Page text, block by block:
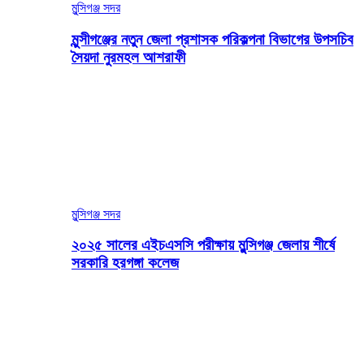
মুন্সিগঞ্জ সদর
মুন্সীগঞ্জের নতুন জেলা প্রশাসক পরিকল্পনা বিভাগের উপসচিব
সৈয়দা নুরমহল আশরাফী
মুন্সিগঞ্জ সদর
২০২৫ সালের এইচএসসি পরীক্ষায় মুন্সিগঞ্জ জেলায় শীর্ষে
সরকারি হরগঙ্গা কলেজ